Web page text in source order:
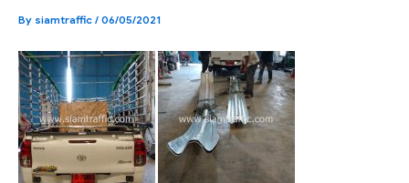
By siamtraffic / 06/05/2021